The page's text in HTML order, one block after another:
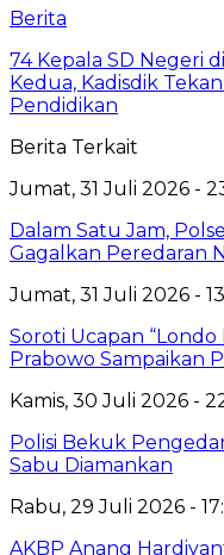
Berita
74 Kepala SD Negeri
Kedua, Kadisdik
Pendidikan
Berita Terkait
Jumat, 31 Juli 2026 -
Dalam Satu Jam,
Gagalkan Peredaran
Jumat, 31 Juli 2026 -
Soroti Ucapan
Prabowo Sampaikan
Kamis, 30 Juli 2026 -
Polisi Bekuk
Sabu Diamankan
Rabu, 29 Juli 2026 -
AKBP Anang